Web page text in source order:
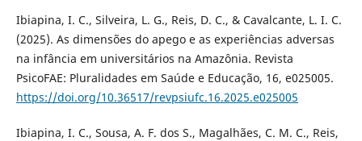
Ibiapina, I. C., Silveira, L. G., Reis, D. C., & Cavalcante, L. I. C.
(2025). As dimensões do apego e as experiências adversas
na infância em universitários na Amazônia. Revista
PsicoFAE: Pluralidades em Saúde e Educação, 16, e025005.
https://doi.org/10.36517/revpsiufc.16.2025.e025005
Ibiapina, I. C., Sousa, A. F. dos S., Magalhães, C. M. C., Reis,